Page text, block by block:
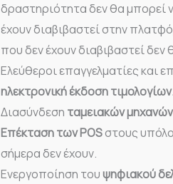
δραστηριότητα δεν θα μπορεί
έχουν διαβιβαστεί στην
που δεν έχουν διαβιβαστεί δεν
Ελεύθεροι επαγγελματίες και
ηλεκτρονική έκδοση
Διασύνδεση ταμειακών
Επέκταση των POSστους
σήμερα δεν έχουν.
Ενεργοποίηση τουψηφιακού